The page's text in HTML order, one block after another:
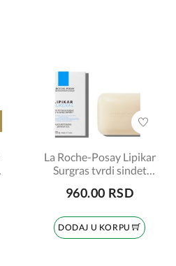
La Roche-Posay Lipikar
Surgras tvrdi sindet
960.00 RSD
DODAJ U KORPU